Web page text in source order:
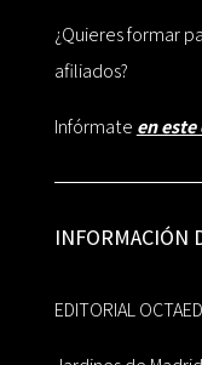
¿Quieres formar
afiliados?
Infórmate en este
INFORMACIÓN
EDITORIAL